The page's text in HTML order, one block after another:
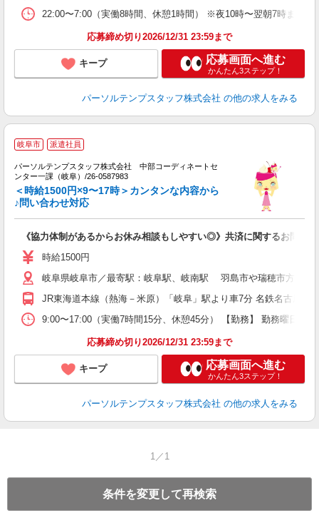
22:00〜7:00（実働8時間、休憩1時間） ※夜10時〜翌朝7時まで
応募締め切り2026/12/31 23:59まで
キープ 応募画面へ進む
かんたん3ステップ！
パーソルテンプスタッフ株式会社 の他の求人をみる
岐阜市 派遣社員
パーソルテンプスタッフ株式会社 中部コーディネートセ
ンター一課（岐阜）/26-0587983
＜時給1500円×9〜17時＞カンタンな内容から
♪問い合わせ対応
《協力体制があるからお休み相談もしやすい◎》共済に関するお問合
時給1500円
岐阜県岐阜市／最寄駅：岐阜駅、岐南駅 羽島市や瑞穂市方面
JR東海道本線（熱海－米原）「岐阜」駅より車7分 名鉄名古屋本
9:00〜17:00（実働7時間15分、休憩45分） 【勤務】 勤務曜日：
応募締め切り2026/12/31 23:59まで
キープ 応募画面へ進む
かんたん3ステップ！
パーソルテンプスタッフ株式会社 の他の求人をみる
1／1
条件を変更して再検索